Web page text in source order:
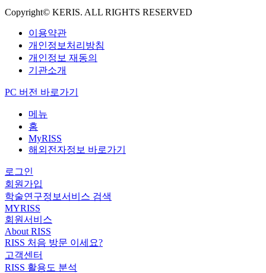
Copyright© KERIS. ALL RIGHTS RESERVED
이용약관
개인정보처리방침
개인정보 재동의
기관소개
PC 버전 바로가기
메뉴
홈
MyRISS
해외전자정보 바로가기
로그인
회원가입
학술연구정보서비스 검색
MYRISS
회원서비스
About RISS
RISS 처음 방문 이세요?
고객센터
RISS 활용도 분석